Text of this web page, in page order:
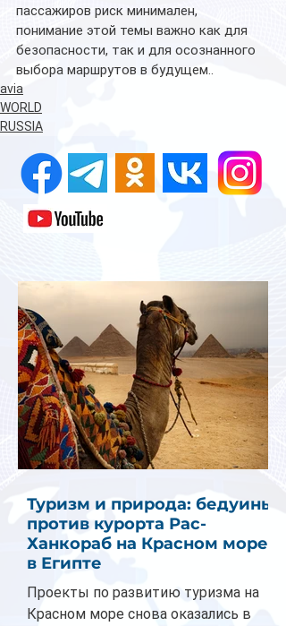
пассажиров риск минимален,
понимание этой темы важно как для
безопасности, так и для осознанного
выбора маршрутов в будущем..
avia
WORLD
RUSSIA
Туризм и природа: бедуины
против курорта Рас-
Ханкораб на Красном море
в Египте
Проекты по развитию туризма на
Красном море снова оказались в